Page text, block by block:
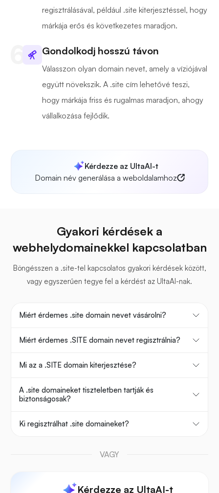
regisztrálásával, például .site kiterjesztéssel, hogy
márkája erős és következetes maradjon.
Gondolkodj hosszú távon
Válasszon olyan domain nevet, amely a víziójával
együtt növekszik. A .site cím lehetővé teszi,
hogy márkája friss és rugalmas maradjon, ahogy
vállalkozása fejlődik.
Kérdezze az UltaAI-t
Domain név generálása a weboldalamhoz
Gyakori kérdések a
webhelydomainekkel kapcsolatban
Böngésszen a .site-tel kapcsolatos gyakori kérdések között,
vagy egyszerűen tegye fel a kérdést az UltaAI-nak.
Miért érdemes .site domain nevet vásárolni?
Miért érdemes .SITE domain nevet regisztrálnia?
Mi az a .SITE domain kiterjesztése?
A .site domaineket tiszteletben tartják és
biztonságosak?
Ki regisztrálhat .site domaineket?
VAGY
Kérdezze az UltaAI-t